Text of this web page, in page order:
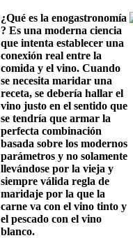
¿Qué es la enogastronomía
? Es una moderna ciencia
que intenta establecer una
conexión real entre la
comida y el vino. Cuando
se necesita maridar una
receta, se debería hallar el
vino justo en el sentido que
se tendría que armar la
perfecta combinación
basada sobre los modernos
parámetros y no solamente
llevándose por la vieja y
siempre válida regla de
maridaje por la que la
carne va con el vino tinto y
el pescado con el vino
blanco.